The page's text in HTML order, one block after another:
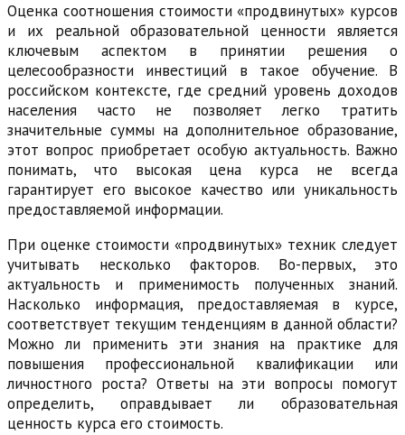
Оценка соотношения стоимости «продвинутых» курсов
и их реальной образовательной ценности является
ключевым аспектом в принятии решения о
целесообразности инвестиций в такое обучение. В
российском контексте, где средний уровень доходов
населения часто не позволяет легко тратить
значительные суммы на дополнительное образование,
этот вопрос приобретает особую актуальность. Важно
понимать, что высокая цена курса не всегда
гарантирует его высокое качество или уникальность
предоставляемой информации.
При оценке стоимости «продвинутых» техник следует
учитывать несколько факторов. Во-первых, это
актуальность и применимость полученных знаний.
Насколько информация, предоставляемая в курсе,
соответствует текущим тенденциям в данной области?
Можно ли применить эти знания на практике для
повышения профессиональной квалификации или
личностного роста? Ответы на эти вопросы помогут
определить, оправдывает ли образовательная
ценность курса его стоимость.